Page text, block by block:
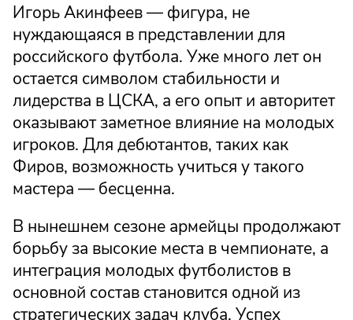
Игорь Акинфеев — фигура, не
нуждающаяся в представлении для
российского футбола. Уже много лет он
остается символом стабильности и
лидерства в ЦСКА, а его опыт и авторитет
оказывают заметное влияние на молодых
игроков. Для дебютантов, таких как
Фиров, возможность учиться у такого
мастера — бесценна.
В нынешнем сезоне армейцы продолжают
борьбу за высокие места в чемпионате, а
интеграция молодых футболистов в
основной состав становится одной из
стратегических задач клуба. Успех